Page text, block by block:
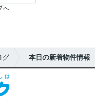
へ
グ 本日の新着物件情報